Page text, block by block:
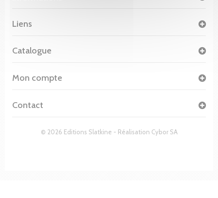
© 2026 Editions Slatkine - Réalisation Cybor SA
Liens
Catalogue
Mon compte
Contact